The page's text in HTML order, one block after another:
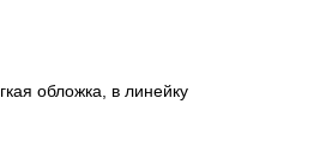
обложка, в линейку